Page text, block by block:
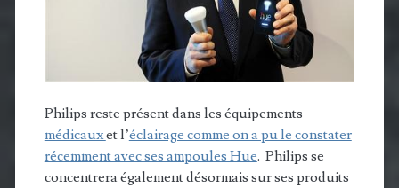
Philips reste présent dans les équipements
médicauxet l’éclairage comme on a pu le constater
récemment avec ses ampoules Hue. Philips se
concentrera également désormais sur ses produits